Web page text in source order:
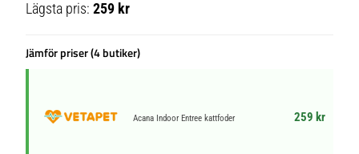
Lägsta pris:259 kr
Jämför priser (4 butiker)
Acana Indoor Entree kattfoder 259 kr